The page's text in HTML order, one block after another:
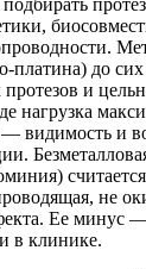
платина) до
и
нагрузка
— видимость и
не
Ее минус
в клинике.